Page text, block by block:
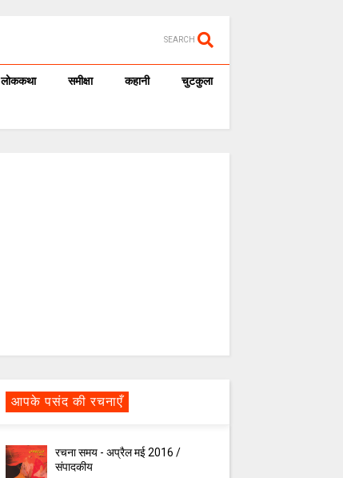
SEARCH
लोककथा समीक्षा कहानी चुटकुला
आपके पसंद की रचनाएँ
रचना समय - अप्रैल मई 2016 /
संपादकीय